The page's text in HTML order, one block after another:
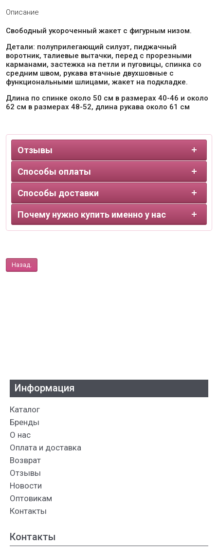
Описание
Свободный укороченный жакет с фигурным низом.
Детали: полуприлегающий силуэт, пиджачный
воротник, талиевые вытачки, перед с прорезными
карманами, застежка на петли и пуговицы, спинка со
средним швом, рукава втачные двухшовные с
функциональными шлицами, жакет на подкладке.
Длина по спинке около 50 см в размерах 40-46 и около
62 см в размерах 48-52, длина рукава около 61 см
Отзывы
Способы оплаты
Способы доставки
Почему нужно купить именно у нас
Назад.
Информация
Каталог
Бренды
О нас
Оплата и доставка
Возврат
Отзывы
Новости
Оптовикам
Контакты
Контакты